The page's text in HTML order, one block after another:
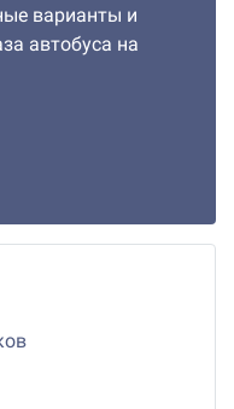
варианты и
автобуса на